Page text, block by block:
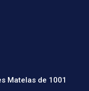
Matelas de 1001